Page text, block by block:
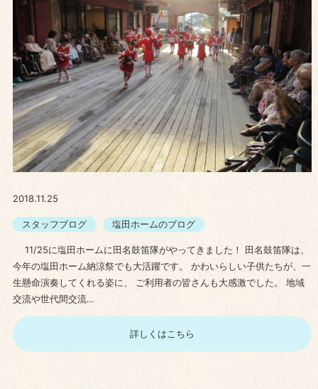
2018.11.25
スタッフブログ 塩田ホームのブログ
11/25に塩田ホームに田名鼓笛隊がやってきました！ 田名鼓笛隊は、
今年の塩田ホーム納涼祭でも大活躍です。 かわいらしい子供たちが、一
生懸命演奏してくれる姿に、 ご利用者の皆さんも大感激でした。 地域
交流や世代間交流…
詳しくはこちら